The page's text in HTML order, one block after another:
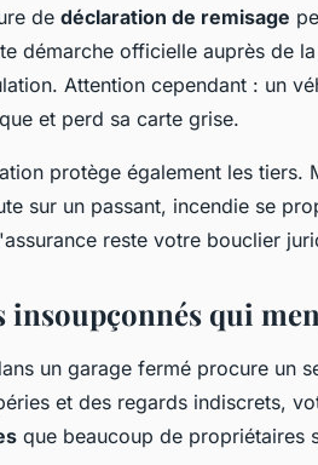
de déclaration de remisage
démarche officielle auprès de
Attention cependant : un
et perd sa carte grise.
protège également les
sur un passant, incendie se
reste votre bouclier
insoupçonnés qui
un garage fermé procure un
et des regards indiscrets,
que beaucoup de propriétaires